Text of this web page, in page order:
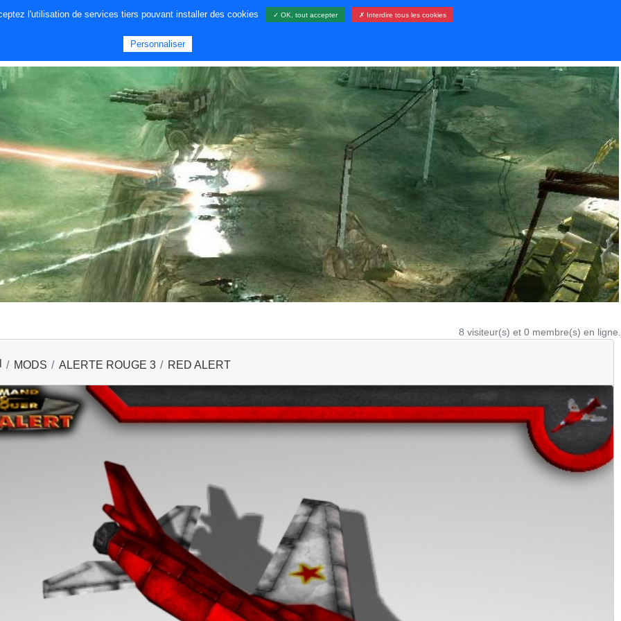
8 visiteur(s) et 0 membre(s) en ligne.
MODS ALERTE ROUGE 3 RED ALERT
l'utilisation de services tiers pouvant installer des cookies ✓ OK, tout accepter ✗ Interdire tous les cookies
Personnaliser